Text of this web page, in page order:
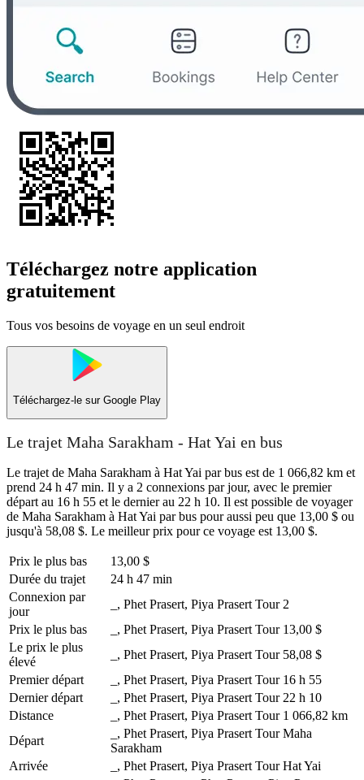
Téléchargez notre application
gratuitement
Tous vos besoins de voyage en un seul endroit
Téléchargez-le sur Google Play
Le trajet Maha Sarakham - Hat Yai en bus
Le trajet de Maha Sarakham à Hat Yai par bus est de 1 066,82 km et
prend 24 h 47 min. Il y a 2 connexions par jour, avec le premier
départ au 16 h 55 et le dernier au 22 h 10. Il est possible de voyager
de Maha Sarakham à Hat Yai par bus pour aussi peu que 13,00 $ ou
jusqu'à 58,08 $. Le meilleur prix pour ce voyage est 13,00 $.
Prix ​​le plus bas
13,00 $
Durée du trajet
24 h 47 min
Connexion par
jour
_, Phet Prasert, Piya Prasert Tour 2
Prix ​​le plus bas
_, Phet Prasert, Piya Prasert Tour 13,00 $
Le prix le plus
élevé
_, Phet Prasert, Piya Prasert Tour 58,08 $
Premier départ
_, Phet Prasert, Piya Prasert Tour 16 h 55
Dernier départ
_, Phet Prasert, Piya Prasert Tour 22 h 10
Distance
_, Phet Prasert, Piya Prasert Tour 1 066,82 km
Départ
_, Phet Prasert, Piya Prasert Tour Maha
Sarakham
Arrivée
_, Phet Prasert, Piya Prasert Tour Hat Yai